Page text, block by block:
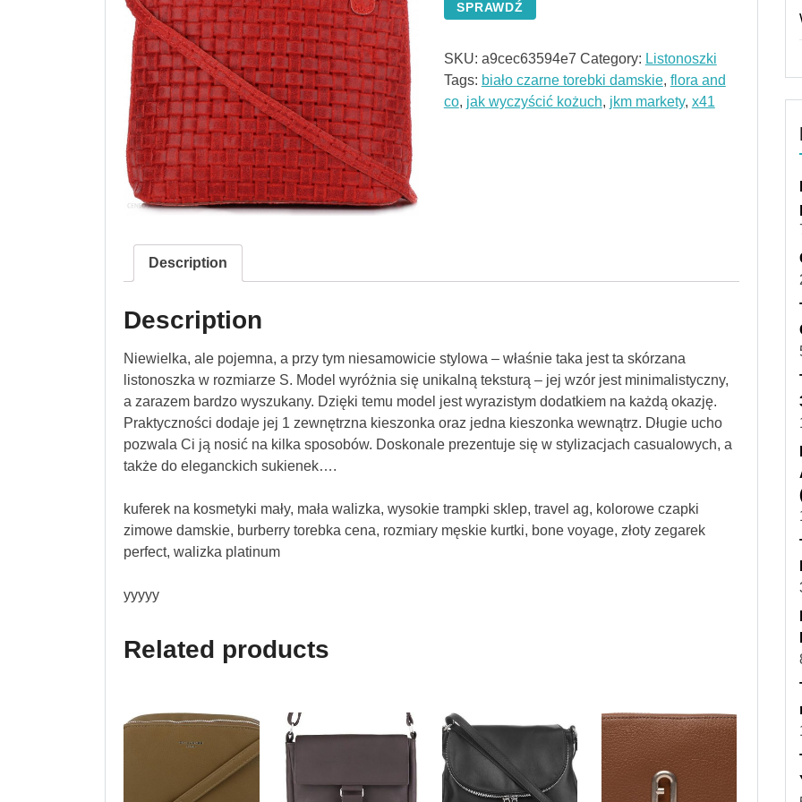
SPRAWDŹ
SKU: a9cec63594e7 Category: Listonoszki
Tags: biało czarne torebki damskie, flora and
co, jak wyczyścić kożuch, jkm markety, x41
Description
Description
Niewielka, ale pojemna, a przy tym niesamowicie stylowa – właśnie taka jest ta skórzana
listonoszka w rozmiarze S. Model wyróżnia się unikalną teksturą – jej wzór jest minimalistyczny,
a zarazem bardzo wyszukany. Dzięki temu model jest wyrazistym dodatkiem na każdą okazję.
Praktyczności dodaje jej 1 zewnętrzna kieszonka oraz jedna kieszonka wewnątrz. Długie ucho
pozwala Ci ją nosić na kilka sposobów. Doskonale prezentuje się w stylizacjach casualowych, a
także do eleganckich sukienek….
kuferek na kosmetyki mały, mała walizka, wysokie trampki sklep, travel ag, kolorowe czapki
zimowe damskie, burberry torebka cena, rozmiary męskie kurtki, bone voyage, złoty zegarek
perfect, walizka platinum
yyyyy
Related products